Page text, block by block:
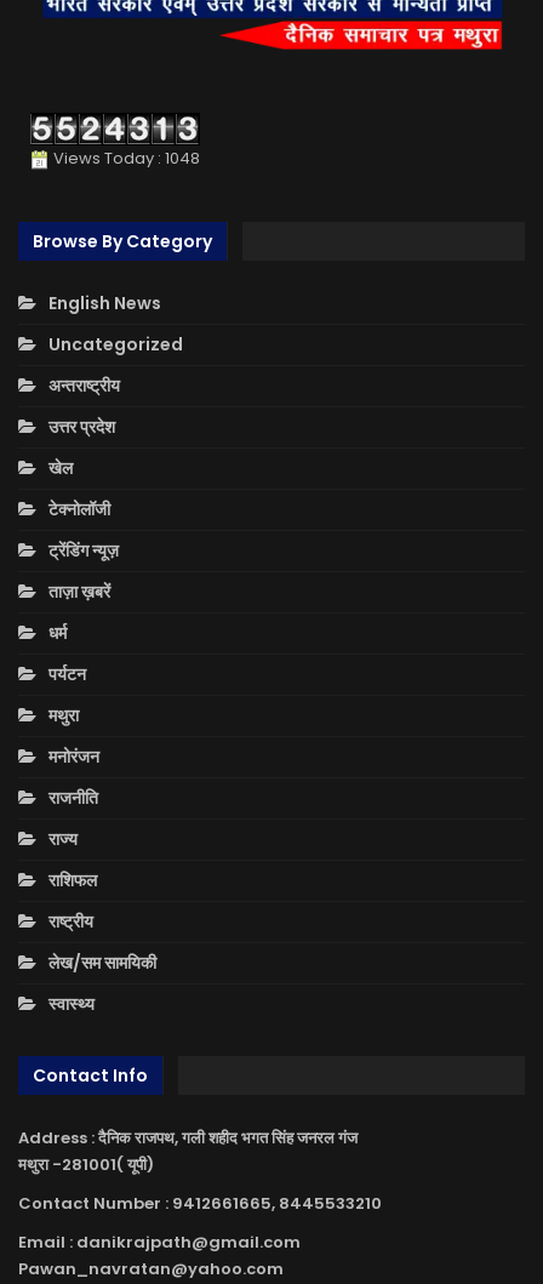
Views Today : 1048
Browse By Category
English News
Uncategorized
अन्तराष्ट्रीय
उत्तर प्रदेश
खेल
टेक्नोलॉजी
ट्रेंडिंग न्यूज़
ताज़ा ख़बरें
धर्म
पर्यटन
मथुरा
मनोरंजन
राजनीति
राज्य
राशिफल
राष्ट्रीय
लेख/सम सामयिकी
स्वास्थ्य
Contact Info
Address : दैनिक राजपथ, गली शहीद भगत सिंह जनरल गंज
मथुरा -281001( यूपी)
Contact Number : 9412661665, 8445533210
Email : danikrajpath@gmail.com
Pawan_navratan@yahoo.com